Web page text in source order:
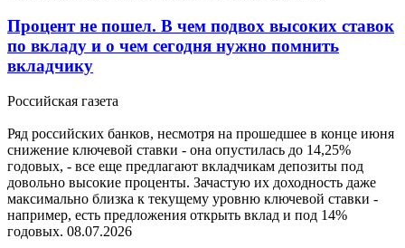
Процент не пошел. В чем подвох высоких ставок
по вкладу и о чем сегодня нужно помнить
вкладчику
Российская газета
Ряд российских банков, несмотря на прошедшее в конце июня
снижение ключевой ставки - она опустилась до 14,25%
годовых, - все еще предлагают вкладчикам депозиты под
довольно высокие проценты. Зачастую их доходность даже
максимально близка к текущему уровню ключевой ставки -
например, есть предложения открыть вклад и под 14%
годовых. 08.07.2026